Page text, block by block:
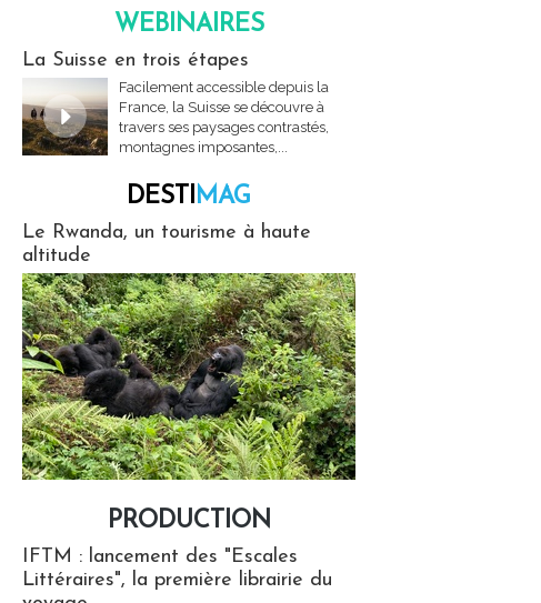
WEBINAIRES
La Suisse en trois étapes
Facilement accessible depuis la
France, la Suisse se découvre à
travers ses paysages contrastés,
montagnes imposantes,...
DESTIMAG
Le Rwanda, un tourisme à haute
altitude
PRODUCTION
IFTM : lancement des "Escales
Littéraires", la première librairie du